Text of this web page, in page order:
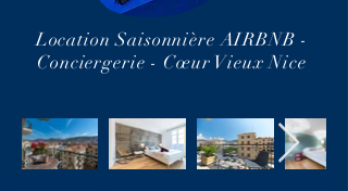
Location Saisonnière AIRBNB -
Conciergerie - CœurVieux Nice